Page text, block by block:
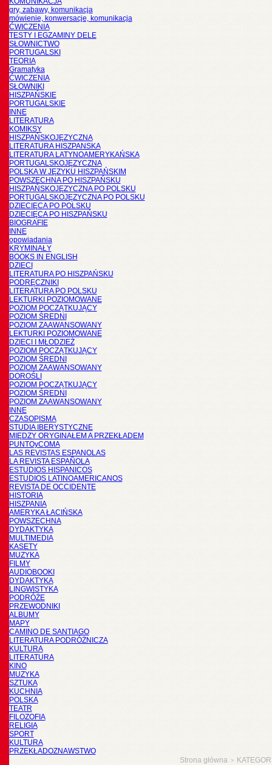
gry, zabawy, komunikacja
mówienie, konwersacje, komunikacja
ĆWICZENIA
TESTY I EGZAMINY DELE
SŁOWNICTWO
PORTUGALSKI
TEORIA
Gramatyka
ĆWICZENIA
SŁOWNIKI
HISZPAŃSKIE
PORTUGALSKIE
INNE
LITERATURA
KOMIKSY
HISZPAŃSKOJĘZYCZNA
LITERATURA HISZPANSKA
LITERATURA LATYNOAMERYKAŃSKA
PORTUGALSKOJĘZYCZNA
POLSKA W JĘZYKU HISZPAŃSKIM
POWSZECHNA PO HISZPAŃSKU
HISZPAŃSKOJĘZYCZNA PO POLSKU
PORTUGALSKOJĘZYCZNA PO POLSKU
DZIECIĘCA PO POLSKU
DZIECIĘCA PO HISZPAŃSKU
BIOGRAFIE
INNE
opowiadania
KRYMINAŁY
BOOKS IN ENGLISH
DZIECI
LITERATURA PO HISZPAŃSKU
PODRĘCZNIKI
LITERATURA PO POLSKU
LEKTURKI POZIOMOWANE
POZIOM POCZĄTKUJĄCY
POZIOM ŚREDNI
POZIOM ZAAWANSOWANY
LEKTURKI POZIOMOWANE
DZIECI I MŁODZIEŻ
POZIOM POCZĄTKUJĄCY
POZIOM ŚREDNI
POZIOM ZAAWANSOWANY
DOROŚLI
POZIOM POCZĄTKUJĄCY
POZIOM ŚREDNI
POZIOM ZAAWANSOWANY
INNE
CZASOPISMA
STUDIA IBERYSTYCZNE
MIĘDZY ORYGINAŁEM A PRZEKŁADEM
PUNTOyCOMA
LAS REVISTAS ESPANOLAS
LA REVISTA ESPAÑOLA
ESTUDIOS HISPANICOS
ESTUDIOS LATINOAMERICANOS
REVISTA DE OCCIDENTE
HISTORIA
HISZPANIA
AMERYKA ŁACIŃSKA
POWSZECHNA
DYDAKTYKA
MULTIMEDIA
KASETY
MUZYKA
FILMY
AUDIOBOOKI
DYDAKTYKA
LINGWISTYKA
PODRÓŻE
PRZEWODNIKI
ALBUMY
MAPY
CAMINO DE SANTIAGO
LITERATURA PODRÓŻNICZA
KULTURA
LITERATURA
KINO
MUZYKA
SZTUKA
KUCHNIA
POLSKA
TEATR
FILOZOFIA
RELIGIA
SPORT
KULTURA
PRZEKŁADOZNAWSTWO
Strona główna >